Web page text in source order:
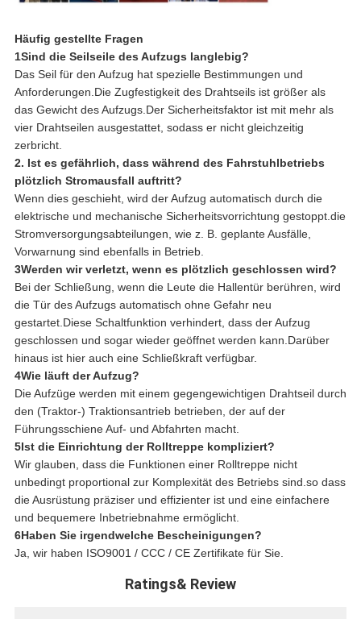
Häufig gestellte Fragen
1Sind die Seilseile des Aufzugs langlebig?
Das Seil für den Aufzug hat spezielle Bestimmungen und
Anforderungen.Die Zugfestigkeit des Drahtseils ist größer als
das Gewicht des Aufzugs.Der Sicherheitsfaktor ist mit mehr als
vier Drahtseilen ausgestattet, sodass er nicht gleichzeitig
zerbricht.
2. Ist es gefährlich, dass während des Fahrstuhlbetriebs
plötzlich Stromausfall auftritt?
Wenn dies geschieht, wird der Aufzug automatisch durch die
elektrische und mechanische Sicherheitsvorrichtung gestoppt.die
Stromversorgungsabteilungen, wie z. B. geplante Ausfälle,
Vorwarnung sind ebenfalls in Betrieb.
3Werden wir verletzt, wenn es plötzlich geschlossen wird?
Bei der Schließung, wenn die Leute die Hallentür berühren, wird
die Tür des Aufzugs automatisch ohne Gefahr neu
gestartet.Diese Schaltfunktion verhindert, dass der Aufzug
geschlossen und sogar wieder geöffnet werden kann.Darüber
hinaus ist hier auch eine Schließkraft verfügbar.
4Wie läuft der Aufzug?
Die Aufzüge werden mit einem gegengewichtigen Drahtseil durch
den (Traktor-) Traktionsantrieb betrieben, der auf der
Führungsschiene Auf- und Abfahrten macht.
5Ist die Einrichtung der Rolltreppe kompliziert?
Wir glauben, dass die Funktionen einer Rolltreppe nicht
unbedingt proportional zur Komplexität des Betriebs sind.so dass
die Ausrüstung präziser und effizienter ist und eine einfachere
und bequemere Inbetriebnahme ermöglicht.
6Haben Sie irgendwelche Bescheinigungen?
Ja, wir haben ISO9001 / CCC / CE Zertifikate für Sie.
Ratings& Review